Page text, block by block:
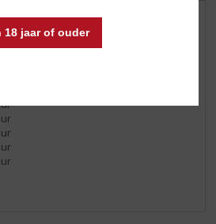
18 jaar of ouder
IJSSEL